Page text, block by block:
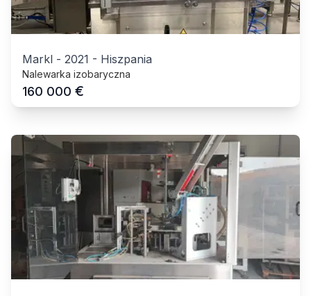
Markl - 2021 - Hiszpania
Nalewarka izobaryczna
160 000 €